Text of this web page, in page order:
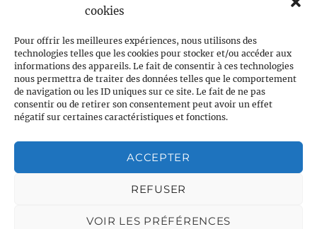
cookies
Pour offrir les meilleures expériences, nous utilisons des
technologies telles que les cookies pour stocker et/ou accéder aux
informations des appareils. Le fait de consentir à ces technologies
nous permettra de traiter des données telles que le comportement
de navigation ou les ID uniques sur ce site. Le fait de ne pas
consentir ou de retirer son consentement peut avoir un effet
négatif sur certaines caractéristiques et fonctions.
ACCEPTER
REFUSER
VOIR LES PRÉFÉRENCES
Centre LGBTQI+, 63 rue Beaubourg 75003 Paris
contact@vcl.fr
Associations partenaires